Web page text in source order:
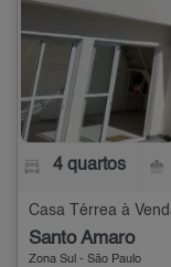
4 quartos
Casa Térrea à
Santo Amaro
Zona Sul - São Paulo